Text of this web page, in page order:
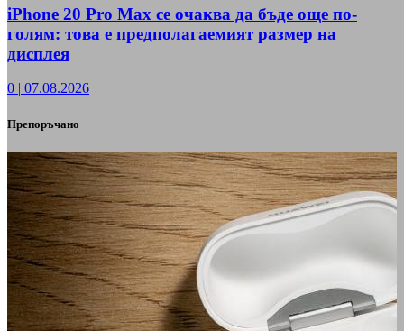
iPhone 20 Pro Max се очаква да бъде още по-
голям: това е предполагаемият размер на
дисплея
0 | 07.08.2026
Препоръчано